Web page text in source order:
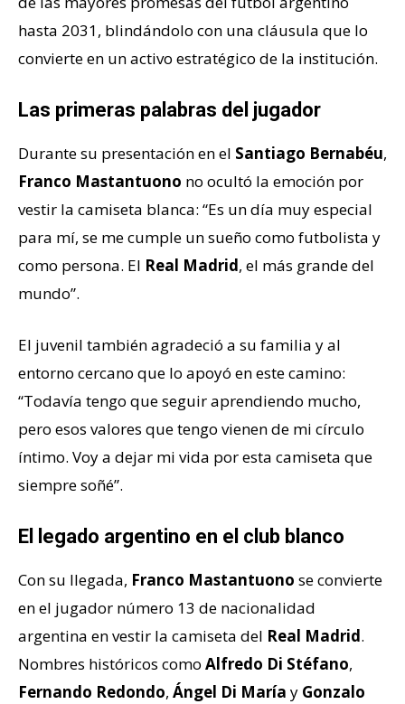
hasta 2031, blindándolo con una cláusula que lo
convierte en un activo estratégico de la institución.
Las primeras palabras del jugador
Durante su presentación en el Santiago Bernabéu,
Franco Mastantuono no ocultó la emoción por
vestir la camiseta blanca: “Es un día muy especial
para mí, se me cumple un sueño como futbolista y
como persona. El Real Madrid, el más grande del
mundo”.
El juvenil también agradeció a su familia y al
entorno cercano que lo apoyó en este camino:
“Todavía tengo que seguir aprendiendo mucho,
pero esos valores que tengo vienen de mi círculo
íntimo. Voy a dejar mi vida por esta camiseta que
siempre soñé”.
El legado argentino en el club blanco
Con su llegada, Franco Mastantuono se convierte
en el jugador número 13 de nacionalidad
argentina en vestir la camiseta del Real Madrid.
Nombres históricos como Alfredo Di Stéfano,
Fernando Redondo, Ángel Di María y Gonzalo